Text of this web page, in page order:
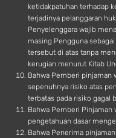
ketidakpatuhan terhadap
terjadinya pelanggaran
Penyelenggara wajib
masing Pengguna
tersebut di atas tanpa
kerugian menurut Kitab
Bahwa Pemberi pinjaman
sepenuhnya risiko atas
terbatas pada risiko gagal
Bahwa Pemberi
pengetahuan dasar
Bahwa Penerima